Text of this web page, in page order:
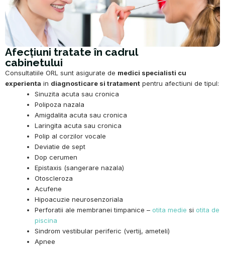
Afecțiuni tratate în cadrul
cabinetului
Consultatiile ORL sunt asigurate de medici specialisti cu
experienta in diagnosticare si tratament pentru afectiuni de tipul:
Sinuzita acuta sau cronica
Polipoza nazala
Amigdalita acuta sau cronica
Laringita acuta sau cronica
Polip al corzilor vocale
Deviatie de sept
Dop cerumen
Epistaxis (sangerare nazala)
Otoscleroza
Acufene
Hipoacuzie neurosenzoriala
Perforatii ale membranei timpanice – otita medie si otita de
piscina
Sindrom vestibular periferic (vertij, ameteli)
Apnee